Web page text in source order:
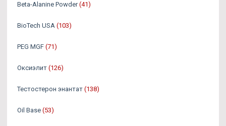
Beta-Alanine Powder (41)
BioTech USA (103)
PEG MGF (71)
Оксиэлит (126)
Тестостерон энантат (138)
Oil Base (53)